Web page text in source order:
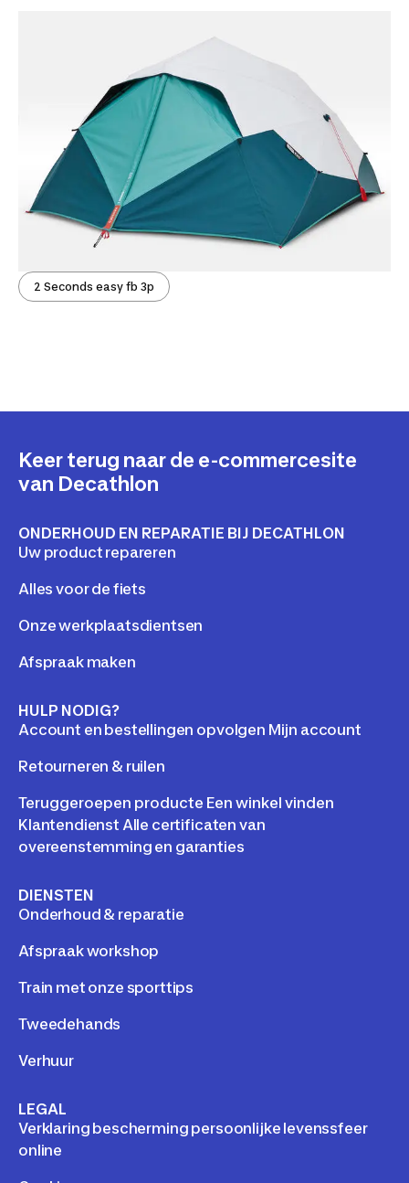
2 Seconds easy fb 3p
Keer terug naar de e-commercesite
van Decathlon
ONDERHOUD EN REPARATIE BIJ DECATHLON
Uw product repareren
Alles voor de fiets
Onze werkplaatsdientsen
Afspraak maken
HULP NODIG?
Account en bestellingen opvolgen Mijn account
Retourneren & ruilen
Teruggeroepen producte Een winkel vinden
Klantendienst Alle certificaten van
overeenstemming en garanties
DIENSTEN
Onderhoud & reparatie
Afspraak workshop
Train met onze sporttips
Tweedehands
Verhuur
LEGAL
Verklaring bescherming persoonlijke levenssfeer
online